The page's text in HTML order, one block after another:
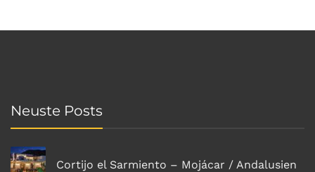
Neuste Posts
Cortijo el Sarmiento – Mojácar / Andalusien